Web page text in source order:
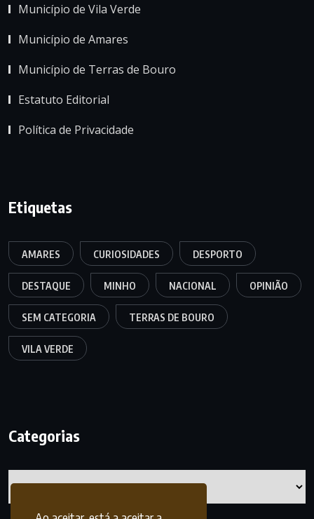
Município de Vila Verde
Município de Amares
Município de Terras de Bouro
Estatuto Editorial
Política de Privacidade
Etiquetas
AMARES CURIOSIDADES DESPORTO
DESTAQUE MINHO NACIONAL OPINIÃO
SEM CATEGORIA TERRAS DE BOURO
VILA VERDE
Categorias